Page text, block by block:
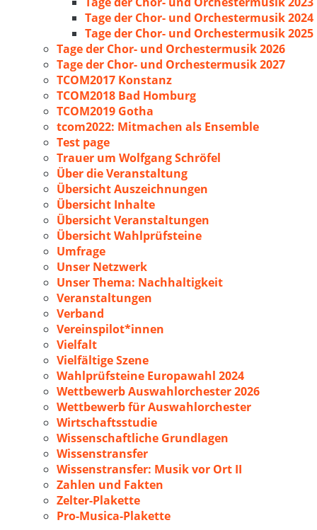
Tage der Chor- und Orchestermusik 2024
Tage der Chor- und Orchestermusik 2025
Tage der Chor- und Orchestermusik 2026
Tage der Chor- und Orchestermusik 2027
TCOM2017 Konstanz
TCOM2018 Bad Homburg
TCOM2019 Gotha
tcom2022: Mitmachen als Ensemble
Test page
Trauer um Wolfgang Schröfel
Über die Veranstaltung
Übersicht Auszeichnungen
Übersicht Inhalte
Übersicht Veranstaltungen
Übersicht Wahlprüfsteine
Umfrage
Unser Netzwerk
Unser Thema: Nachhaltigkeit
Veranstaltungen
Verband
Vereinspilot*innen
Vielfalt
Vielfältige Szene
Wahlprüfsteine Europawahl 2024
Wettbewerb Auswahlorchester 2026
Wettbewerb für Auswahlorchester
Wirtschaftsstudie
Wissenschaftliche Grundlagen
Wissenstransfer
Wissenstransfer: Musik vor Ort II
Zahlen und Fakten
Zelter-Plakette
Pro-Musica-Plakette